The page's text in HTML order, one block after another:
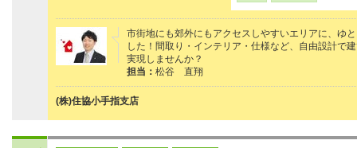
市街地にも郊外にもアクセスしやすいエリアに、ゆ
した！間取り・インテリア・仕様など、自由設計で
実現しませんか？
担当： 松谷 直翔
(株)住協小手指支店